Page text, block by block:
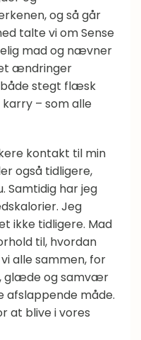
og så går
talte vi om Sense
mad og nævner
ændringer
både stegt flæsk
– som alle
kontakt til min
også tidligere,
Samtidig har jeg
Jeg
ikke tidligere. Mad
til, hvordan
alle sammen, for
glæde og samvær
afslappende måde.
at blive i vores